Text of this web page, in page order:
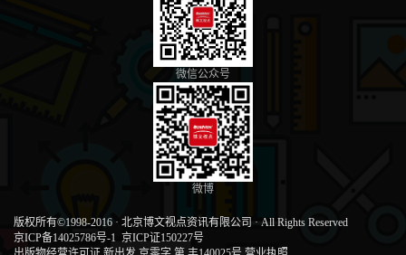
微信公众号
微博
版权所有©1998-2016 · 北京博文视点资讯有限公司 · All Rights Reserved
京ICP备14025786号-1 京ICP证150227号